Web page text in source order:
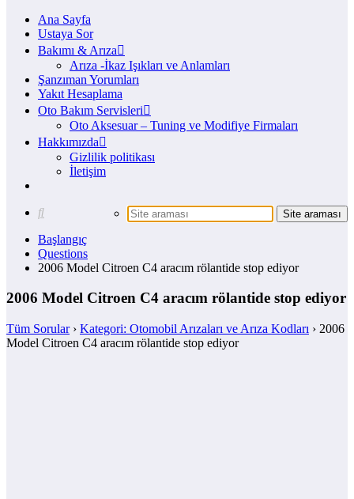
Ana Sayfa
Ustaya Sor
Bakımı & Arıza
Arıza -İkaz Işıkları ve Anlamları
Şanzıman Yorumları
Yakıt Hesaplama
Oto Bakım Servisleri
Oto Aksesuar – Tuning ve Modifiye Firmaları
Hakkımızda
Gizlilik politikası
İletişim
Başlangıç
Questions
2006 Model Citroen C4 aracım rölantide stop ediyor
2006 Model Citroen C4 aracım rölantide stop ediyor
Tüm Sorular› Kategori: Otomobil Arızaları ve Arıza Kodları › 2006
Model Citroen C4 aracım rölantide stop ediyor